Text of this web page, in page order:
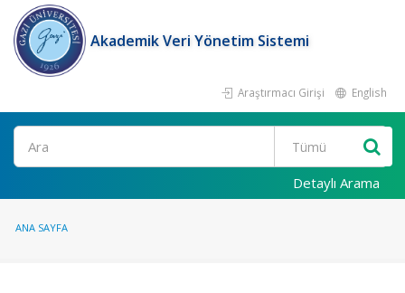
Akademik Veri Yönetim Sistemi
Araştırmacı Girişi English
Ara
Detaylı Arama
ANA SAYFA